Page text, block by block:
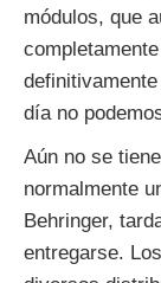
módulos, que
día no
Aún no se
normalmente
Behringer,
entregarse.